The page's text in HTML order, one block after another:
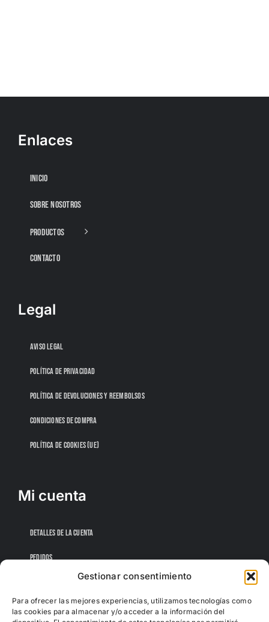
Gestionar consentimiento
Para ofrecer las mejores experiencias, utilizamos tecnologías como
las cookies para almacenar y/o acceder a la información del
Enlaces
INICIO
SOBRE NOSOTROS
PRODUCTOS
CONTACTO
Legal
AVISO LEGAL
POLÍTICA DE PRIVACIDAD
POLÍTICA DE DEVOLUCIONES Y REEMBOLSOS
CONDICIONES DE COMPRA
POLÍTICA DE COOKIES (UE)
Mi cuenta
DETALLES DE LA CUENTA
PEDIDOS
CONTRASEÑA PERDIDA